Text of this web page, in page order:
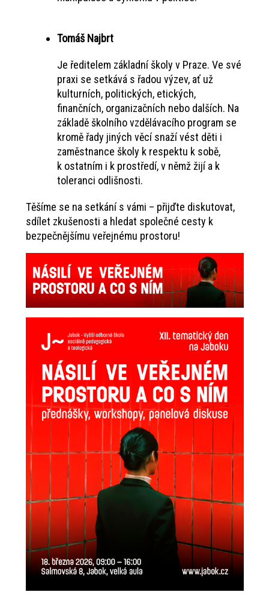
Tomáš Najbrt
Je ředitelem základní školy v Praze. Ve své
praxi se setkává s řadou výzev, ať už
kulturních, politických, etických,
finančních, organizačních nebo dalších. Na
základě školního vzdělávacího program se
kromě řady jiných věcí snaží vést děti i
zaměstnance školy k respektu k sobě,
k ostatním i k prostředí, v němž žijí a k
toleranci odlišnosti.
Těšíme se na setkání s vámi – přijďte diskutovat,
sdílet zkušenosti a hledat společné cesty k
bezpečnějšímu veřejnému prostoru!